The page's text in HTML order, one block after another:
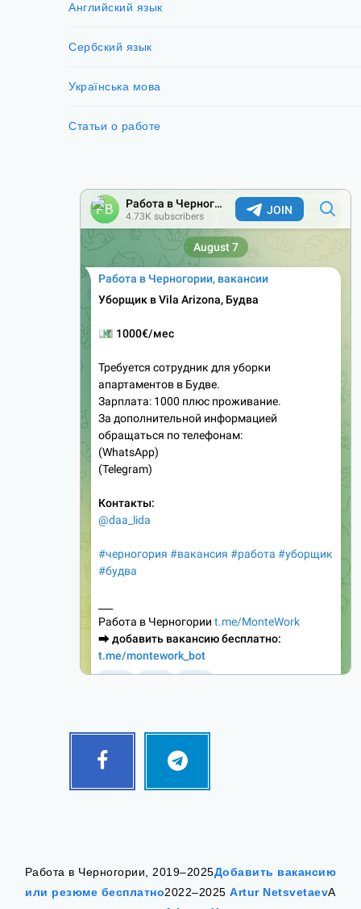
Английский язык
Сербский язык
Українська мова
Статьи о работе
Facebook Telegram
Follow
Работа в Черногории, 2019–2025Добавить вакансию
или резюме бесплатно2022–2025Artur NetsvetaevА